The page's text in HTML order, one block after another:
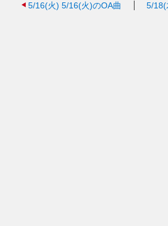
5/16(火) 5/16(火)のOA曲 5/18(